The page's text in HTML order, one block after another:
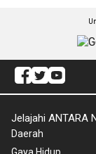
Jelajahi ANTARA
Daerah